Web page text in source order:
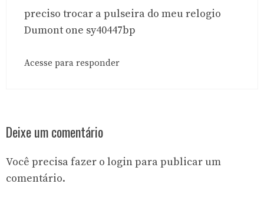
preciso trocar a pulseira do meu relogio
Dumont one sy40447bp
Acesse para responder
Deixe um comentário
Você precisa fazer o loginpara publicar um
comentário.